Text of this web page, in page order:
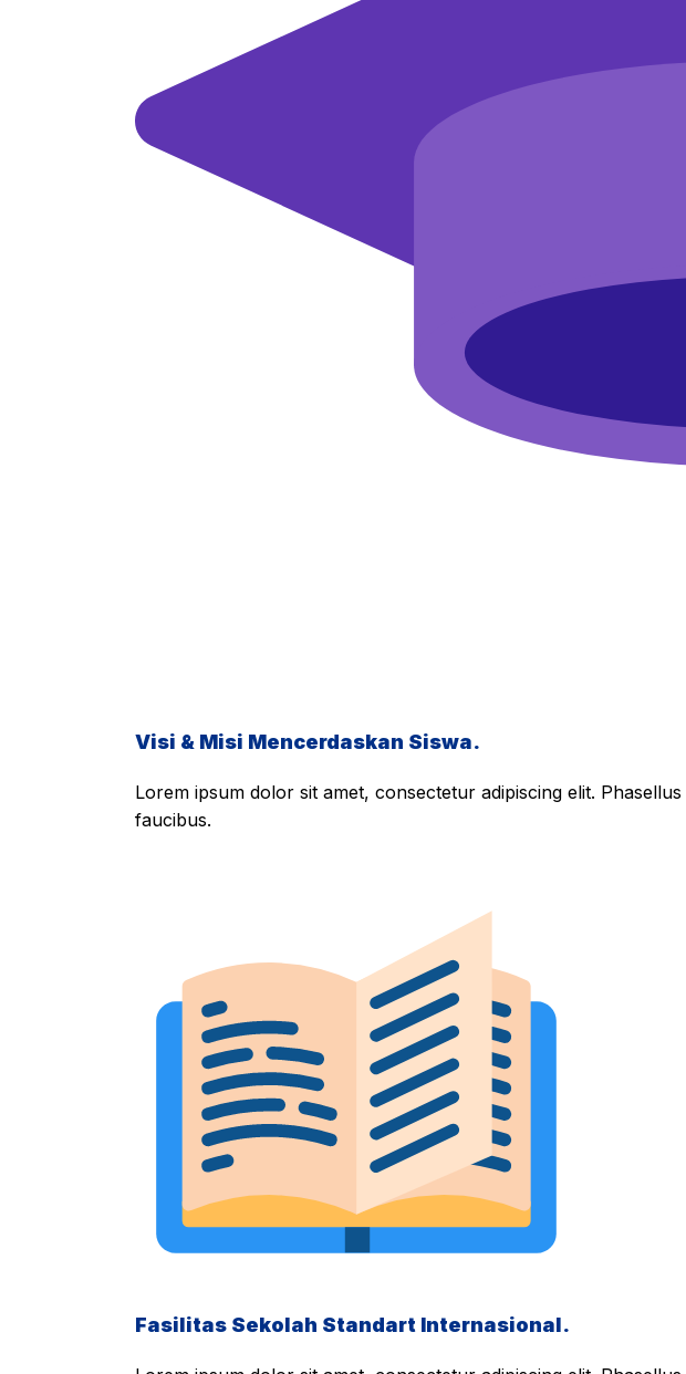
Visi & Misi Mencerdaskan Siswa.
Lorem ipsum dolor sit amet, consectetur adipiscing elit.
faucibus.
Fasilitas Sekolah Standart Internasional.